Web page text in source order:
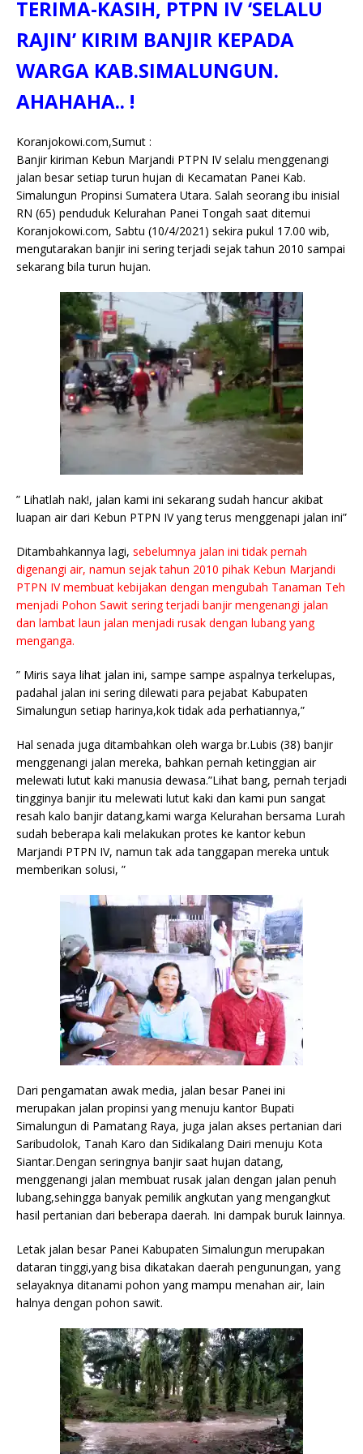
c
e
b
o
o
k
it
te
r
ai
l
at
s
A
p
y
Li
k
a
o
e y
p
e
ss
TERIMA-KASIH, PTPN IV ‘SELALU
RAJIN’ KIRIM BANJIR KEPADA
WARGA KAB.SIMALUNGUN.
AHAHAHA.. !
Koranjokowi.com,Sumut :
Banjir kiriman Kebun Marjandi PTPN IV selalu menggenangi
jalan besar setiap turun hujan di Kecamatan Panei Kab.
Simalungun Propinsi Sumatera Utara. Salah seorang ibu inisial
RN (65) penduduk Kelurahan Panei Tongah saat ditemui
Koranjokowi.com, Sabtu (10/4/2021) sekira pukul 17.00 wib,
mengutarakan banjir ini sering terjadi sejak tahun 2010 sampai
sekarang bila turun hujan.
” Lihatlah nak!, jalan kami ini sekarang sudah hancur akibat
luapan air dari Kebun PTPN IV yang terus menggenapi jalan ini”
Ditambahkannya lagi, sebelumnya jalan ini tidak pernah
digenangi air, namun sejak tahun 2010 pihak Kebun Marjandi
PTPN IV membuat kebijakan dengan mengubah Tanaman Teh
menjadi Pohon Sawit sering terjadi banjir mengenangi jalan
dan lambat laun jalan menjadi rusak dengan lubang yang
menganga.
” Miris saya lihat jalan ini, sampe sampe aspalnya terkelupas,
padahal jalan ini sering dilewati para pejabat Kabupaten
Simalungun setiap harinya,kok tidak ada perhatiannya,”
Hal senada juga ditambahkan oleh warga br.Lubis (38) banjir
menggenangi jalan mereka, bahkan pernah ketinggian air
melewati lutut kaki manusia dewasa.”Lihat bang, pernah terjadi
tingginya banjir itu melewati lutut kaki dan kami pun sangat
resah kalo banjir datang,kami warga Kelurahan bersama Lurah
sudah beberapa kali melakukan protes ke kantor kebun
Marjandi PTPN IV, namun tak ada tanggapan mereka untuk
memberikan solusi, ”
Dari pengamatan awak media, jalan besar Panei ini
merupakan jalan propinsi yang menuju kantor Bupati
Simalungun di Pamatang Raya, juga jalan akses pertanian dari
Saribudolok, Tanah Karo dan Sidikalang Dairi menuju Kota
Siantar.Dengan seringnya banjir saat hujan datang,
menggenangi jalan membuat rusak jalan dengan jalan penuh
lubang,sehingga banyak pemilik angkutan yang mengangkut
hasil pertanian dari beberapa daerah. Ini dampak buruk lainnya.
Letak jalan besar Panei Kabupaten Simalungun merupakan
dataran tinggi,yang bisa dikatakan daerah pengunungan, yang
selayaknya ditanami pohon yang mampu menahan air, lain
halnya dengan pohon sawit.